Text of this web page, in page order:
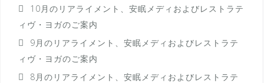
10月のリアライメント、安眠メディおよびレストラテ
ィヴ・ヨガのご案内
9月のリアライメント、安眠メディおよびレストラテ
ィヴ・ヨガのご案内
8月のリアライメント、安眠メディおよびレストラテ